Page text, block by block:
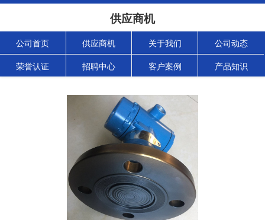
供应商机
公司首页 供应商机 关于我们 公司动态
荣誉认证 招聘中心 客户案例 产品知识